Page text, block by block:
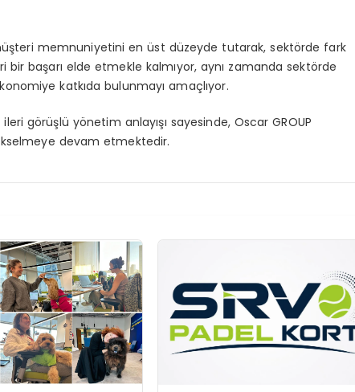
memnuniyetini en üst düzeyde tutarak, sektörde fark
başarı elde etmekle kalmıyor, aynı zamanda sektörde
katkıda bulunmayı amaçlıyor.
görüşlü yönetim anlayışı sayesinde, Oscar GROUP
devam etmektedir.